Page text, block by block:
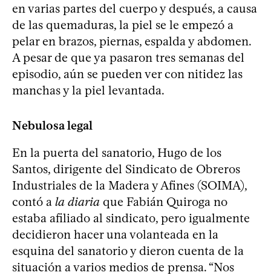
en varias partes del cuerpo y después, a causa
de las quemaduras, la piel se le empezó a
pelar en brazos, piernas, espalda y abdomen.
A pesar de que ya pasaron tres semanas del
episodio, aún se pueden ver con nitidez las
manchas y la piel levantada.
Nebulosa legal
En la puerta del sanatorio, Hugo de los
Santos, dirigente del Sindicato de Obreros
Industriales de la Madera y Afines (SOIMA),
contó a la diaria que Fabián Quiroga no
estaba afiliado al sindicato, pero igualmente
decidieron hacer una volanteada en la
esquina del sanatorio y dieron cuenta de la
situación a varios medios de prensa. “Nos